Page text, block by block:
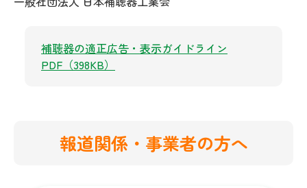
補聴器の適正広告・表示ガイドライン
PDF（398KB）
報道関係・事業者の方へ